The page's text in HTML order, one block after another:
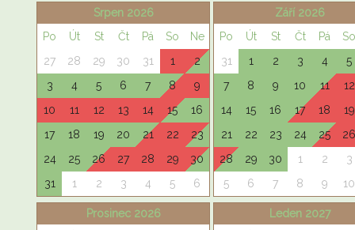
Srpen 2026
Po
Út St Čt Pá So
Ne
27
28 29 30 31 1
2
3
4 5 6 7 8
9
10
11 12 13 14 15
16
17
18 19 20 21 22
23
24
25 26 27 28 29
30
31
1 2 3 4 5 6
Září 2026
Po
Út St Čt Pá
So
31
1 2 3 4
5
7
8 9 10 11
12
14
15 16 17 18
19
21
22 23 24 25
26
28
29 30 1 2
3
5
6 7 8 9 10
Prosinec 2026
Leden 2027